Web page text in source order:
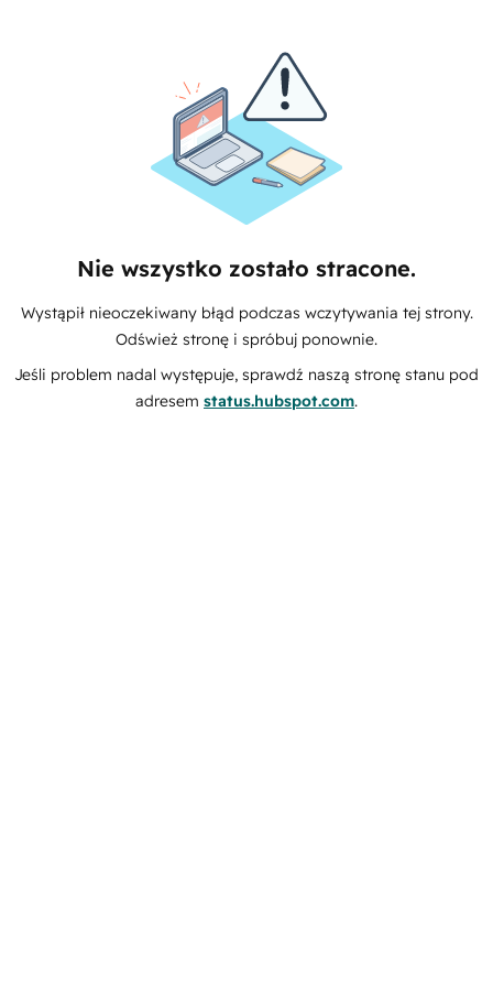
Nie wszystko zostało stracone.
Wystąpił nieoczekiwany błąd podczas wczytywania tej strony.
Odśwież stronę i spróbuj ponownie.
Jeśli problem nadal występuje, sprawdź naszą stronę stanu pod
adresem status.hubspot.com.